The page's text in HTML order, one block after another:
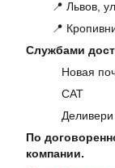
📍 Львов, ул.
📍
Службами
Новая
САТ
Деливери
По
компании.